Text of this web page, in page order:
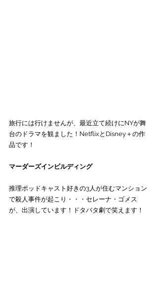
旅行には行けませんが、最近立て続けにNYが舞
台のドラマを観ました！NetflixとDisney＋の作
品です！
マーダーズインビルディング
推理ポッドキャスト好きの3人が住むマンション
で殺人事件が起こり・・・セレーナ・ゴメス
が、出演しています！ドタバタ劇で笑えます！